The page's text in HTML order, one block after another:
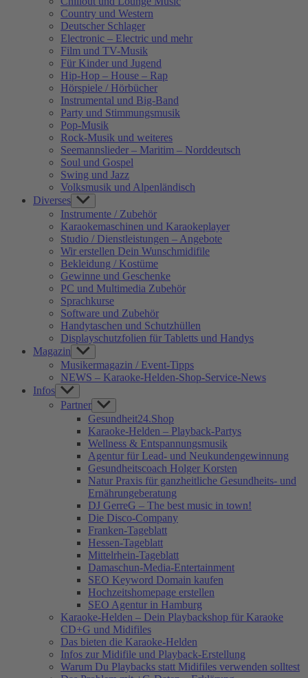
Country und Western
Deutscher Schlager
Electronic – Electric und mehr
Film und TV-Musik
Für Kinder und Jugend
Hip-Hop – House – Rap
Hörspiele / Hörbücher
Instrumental und Big-Band
Party und Stimmungsmusik
Pop-Musik
Rock-Musik und weiteres
Seemannslieder – Maritim – Norddeutsch
Soul und Gospel
Swing und Jazz
Volksmusik und Alpenländisch
Diverses Show
sub
menu
Instrumente / Zubehör
Karaokemaschinen und Karaokeplayer
Studio / Dienstleistungen – Angebote
Wir erstellen Dein Wunschmidifile
Bekleidung / Kostüme
Gewinne und Geschenke
PC und Multimedia Zubehör
Sprachkurse
Software und Zubehör
Handytaschen und Schutzhüllen
Displayschutzfolien für Tabletts und Handys
Magazin Show
sub
menu
Musikermagazin / Event-Tipps
NEWS – Karaoke-Helden-Shop-Service-News
Infos Show
sub
menu
Partner Show
sub
menu
Gesundheit24.Shop
Karaoke-Helden – Playback-Partys
Wellness & Entspannungsmusik
Agentur für Lead- und Neukundengewinnung
Gesundheitscoach Holger Korsten
Natur Praxis für ganzheitliche Gesundheits- und
Ernährungeberatung
DJ GerreG – The best music in town!
Die Disco-Company
Franken-Tageblatt
Hessen-Tageblatt
Mittelrhein-Tageblatt
Damaschun-Media-Entertainment
SEO Keyword Domain kaufen
Hochzeitshomepage erstellen
SEO Agentur in Hamburg
Karaoke-Helden – Dein Playbackshop für Karaoke
CD+G und Midifiles
Das bieten die Karaoke-Helden
Infos zur Midifile und Playback-Erstellung
Warum Du Playbacks statt Midifiles verwenden solltest